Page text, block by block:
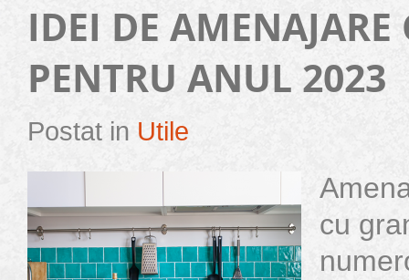
IDEI DE
PENTRU ANUL 2023
Postat in Utile
cu